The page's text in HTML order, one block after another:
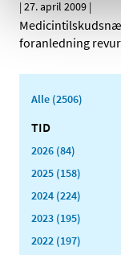
| 27. april 2009 |
foranledning
Alle (2506)
TID
2026 (84)
2025 (158)
2024 (224)
2023 (195)
2022 (197)